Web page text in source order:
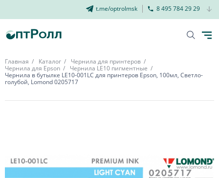
t.me/optrolmsk 8 495 784 29 29
Главная Каталог
Чернила для принтеров
Чернила для Epson
Чернила LE10 пигментные
Чернила в бутылке LE10-001LC для принтеров Epson, 100мл, Светло-
голубой, Lomond 0205717